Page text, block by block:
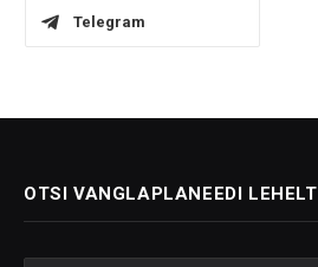
Telegram
OTSI VANGLAPLANEEDI LEHELT